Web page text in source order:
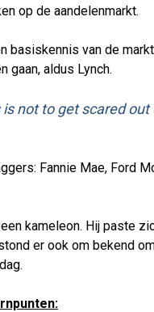
op de aandelenmarkt.
basiskennis van de
gaan, aldus Lynch.
not to get scared out
Fannie Mae, Ford
kameleon. Hij paste
er ook om bekend